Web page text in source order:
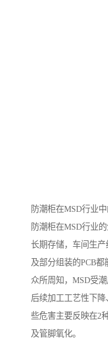
防潮柜在MSD行业中
防潮柜在MSD行业
长期存储，车间生
及部分组装的PCB都
众所周知，MSD受
后续加工工艺性下
些危害主要反映在2
及管脚氧化。